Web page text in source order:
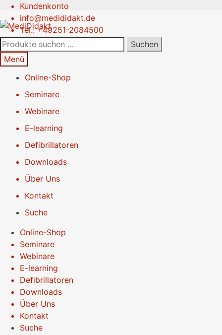
Kundenkonto
info@medididakt.de
Tel.: +49251-2084500
Zur
Navigation
springen
Springe
zum
Inhalt
Suchen
nach:
Suchen
Menü
Online-Shop
Seminare
Webinare
E-learning
Defibrillatoren
Downloads
Über Uns
Kontakt
Suche
Online-Shop
Seminare
Webinare
E-learning
Defibrillatoren
Downloads
Über Uns
Kontakt
Suche